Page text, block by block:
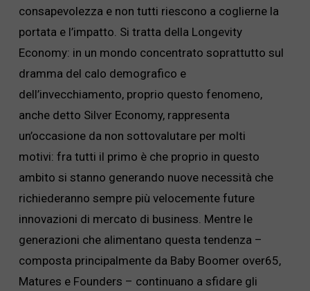
consapevolezza e non tutti riescono a coglierne la
portata e l’impatto. Si tratta della Longevity
Economy: in un mondo concentrato soprattutto sul
dramma del calo demografico e
dell’invecchiamento, proprio questo fenomeno,
anche detto Silver Economy, rappresenta
un’occasione da non sottovalutare per molti
motivi: fra tutti il primo è che proprio in questo
ambito si stanno generando nuove necessità che
richiederanno sempre più velocemente future
innovazioni di mercato di business. Mentre le
generazioni che alimentano questa tendenza –
composta principalmente da Baby Boomer over65,
Matures e Founders – continuano a sfidare gli